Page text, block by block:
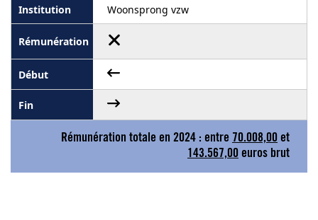
Woonsprong vzw
Rémunération totale en 2024 : entre 70.008,00 et
143.567,00 euros brut